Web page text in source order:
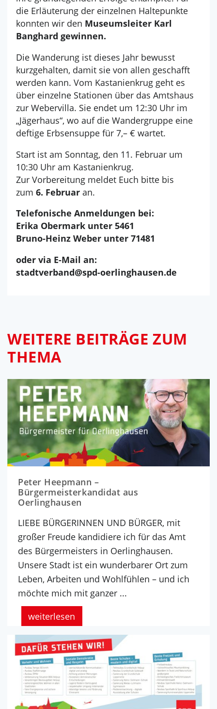
die Erläuterung der einzelnen Haltepunkte
konnten wir den Museumsleiter Karl
Banghard gewinnen.
Die Wanderung ist dieses Jahr bewusst
kurzgehalten, damit sie von allen geschafft
werden kann. Vom Kastanienkrug geht es
über einzelne Stationen über das Amtshaus
zur Webervilla. Sie endet um 12:30 Uhr im
„Jägerhaus“, wo auf die Wandergruppe eine
deftige Erbsensuppe für 7,– € wartet.
​​​​​​​Start ist am Sonntag, den 11. Februar um
10:30 Uhr am Kastanienkrug.
Zur Vorbereitung meldet Euch bitte bis
zum 6. Februaran.
Telefonische Anmeldungen bei:
Erika Obermark unter 5461
Bruno-Heinz Weber unter 71481
oder via E-Mail an:
stadtverband@spd-oerlinghausen.de
WEITERE BEITRÄGE ZUM
THEMA
Peter Heepmann –
Bürgermeisterkandidat aus
Oerlinghausen
LIEBE BÜRGERINNEN UND BÜRGER, mit
großer Freude kandidiere ich für das Amt
des Bürgermeisters in Oerlinghausen.
Unsere Stadt ist ein wunderbarer Ort zum
Leben, Arbeiten und Wohlfühlen – und ich
möchte mich mit ganzer ...
weiterlesen